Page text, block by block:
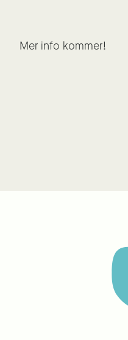
Mer info kommer!